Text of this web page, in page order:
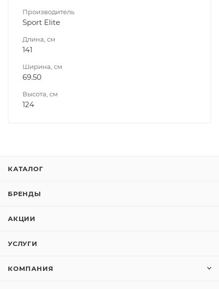
Производитель
Sport Elite
Длина, см
141
Ширина, см
69.50
Высота, см
124
КАТАЛОГ
БРЕНДЫ
АКЦИИ
УСЛУГИ
КОМПАНИЯ